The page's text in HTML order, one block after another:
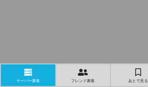
サーバー募集 フレンド募集 あとで見る